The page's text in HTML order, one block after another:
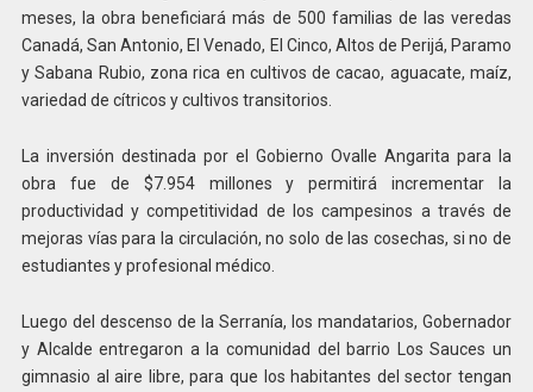
meses, la obra beneficiará más de 500 familias de las veredas
Canadá, San Antonio, El Venado, El Cinco, Altos de Perijá, Paramo
y Sabana Rubio, zona rica en cultivos de cacao, aguacate, maíz,
variedad de cítricos y cultivos transitorios.
La inversión destinada por el Gobierno Ovalle Angarita para la
obra fue de $7.954 millones y permitirá incrementar la
productividad y competitividad de los campesinos a través de
mejoras vías para la circulación, no solo de las cosechas, si no de
estudiantes y profesional médico.
Luego del descenso de la Serranía, los mandatarios, Gobernador
y Alcalde entregaron a la comunidad del barrio Los Sauces un
gimnasio al aire libre, para que los habitantes del sector tengan